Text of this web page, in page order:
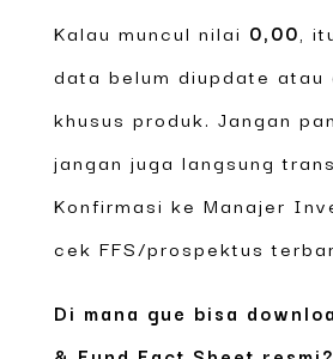
Kalau muncul nilai 0,00 ,
data belum diupdate atau
khusus produk. Jangan
jangan juga langsung
Konfirmasi ke Manajer
cek FFS/prospektus
Di mana gue bisa